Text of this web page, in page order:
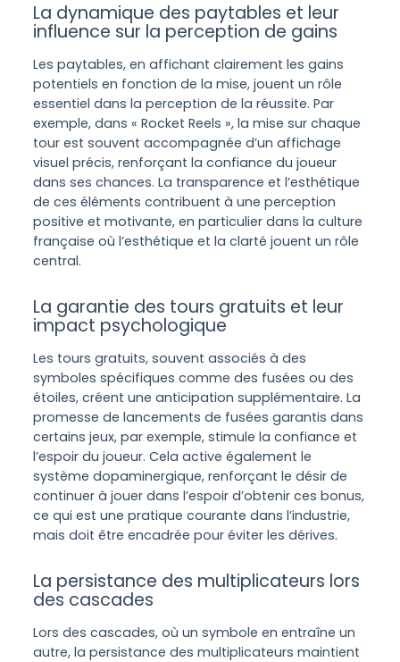
La dynamique des paytables et leur
influence sur la perception de gains
Les paytables, en affichant clairement les gains
potentiels en fonction de la mise, jouent un rôle
essentiel dans la perception de la réussite. Par
exemple, dans « Rocket Reels », la mise sur chaque
tour est souvent accompagnée d’un affichage
visuel précis, renforçant la confiance du joueur
dans ses chances. La transparence et l’esthétique
de ces éléments contribuent à une perception
positive et motivante, en particulier dans la culture
française où l’esthétique et la clarté jouent un rôle
central.
La garantie des tours gratuits et leur
impact psychologique
Les tours gratuits, souvent associés à des
symboles spécifiques comme des fusées ou des
étoiles, créent une anticipation supplémentaire. La
promesse de lancements de fusées garantis dans
certains jeux, par exemple, stimule la confiance et
l’espoir du joueur. Cela active également le
système dopaminergique, renforçant le désir de
continuer à jouer dans l’espoir d’obtenir ces bonus,
ce qui est une pratique courante dans l’industrie,
mais doit être encadrée pour éviter les dérives.
La persistance des multiplicateurs lors
des cascades
Lors des cascades, où un symbole en entraîne un
autre, la persistance des multiplicateurs maintient